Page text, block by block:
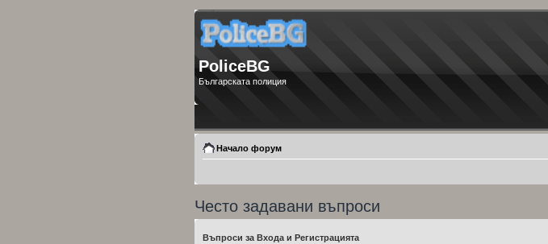
PoliceBG
Българската полиция
Начало форум
Често задавани въпроси
Въпроси за Входа и Регистрацията